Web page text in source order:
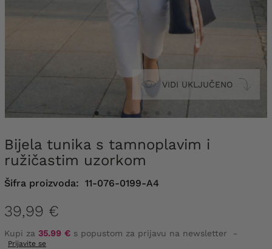
VIDI UKLJUČENO
Bijela tunika s tamnoplavim i
ružičastim uzorkom
Šifra proizvoda: 11-076-0199-A4
39,99 €
Kupi za 35.99 € s popustom za prijavu na newsletter -
Prijavite se